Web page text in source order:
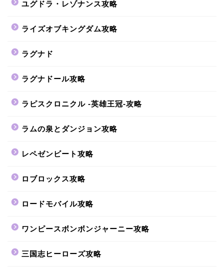
ユグドラ・レゾナンス攻略
ライズオブキングダム攻略
ラグナド
ラグナドール攻略
ラピスクロニクル -英雄王冠-攻略
ラムの泉とダンジョン攻略
レペゼンビート攻略
ロブロックス攻略
ロードモバイル攻略
ワンピースボンボンジャーニー攻略
三国志ヒーローズ攻略